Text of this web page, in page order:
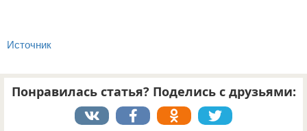
Источник
Понравилась статья? Поделись с друзьями: